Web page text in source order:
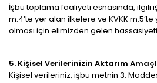
İşbu toplama faaliyeti esnasında, ilgili
m.4’te yer alan ilkelere ve KVKK
olması için elimizden gelen
5. Kişisel Verilerinizin Aktarım
Kişisel verileriniz, işbu metnin 3.